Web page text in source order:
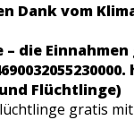
Dank vom
die
Flüchtlinge)
gratis